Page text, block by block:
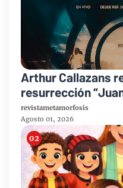
Arthur Callazans
resurrección
revistametamorfosis
Agosto 01, 2026